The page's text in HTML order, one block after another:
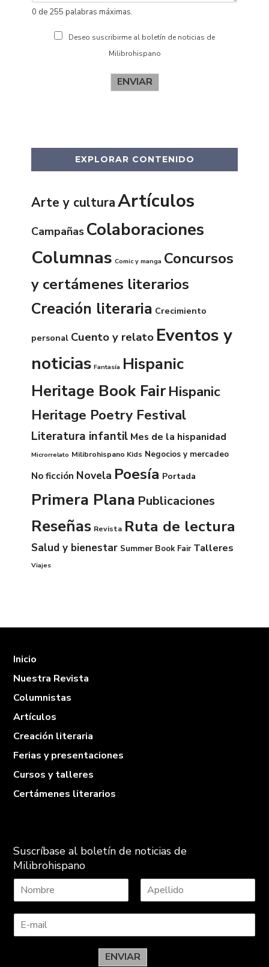
0 de 255 palabras máximas.
Deseo suscribirme al boletín de noticias de
Milibrohispano
ENVIAR
EXPLORAR CONTENIDO
Arte y culturaArtículos
Campañas Colaboraciones
Columnas Comic y manga Concursos
y certámenes literarios
Creación literaria Crecimiento
personal Cuento y relato Eventos y
noticias Fantasía Hispanic
Heritage Book FairHispanic
Heritage Poetry Festival
Literatura infantil Mes de la hispanidad
Microrrelato Milibrohispano Kids Negocios y mercadeo
No ficción Novela Poesía Portada
Primera Plana Publicaciones
Reseñas Revista Ruta de lectura
Salud y bienestar Summer Book Fair Talleres
Viajes
Inicio
Nuestra Revista
Columnistas
Artículos
Creación literaria
Ferias y presentaciones
Cursos y talleres
Certámenes literarios
Suscríbase al boletín de noticias de
Milibrohispano
o
b
p
l
d
ENVIAR